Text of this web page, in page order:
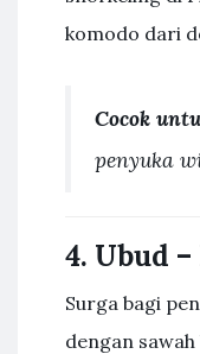
komodo dari
Cocok
penyuka
4. Ubud
Surga bagi
dengan